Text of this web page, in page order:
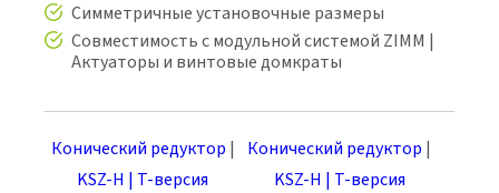
Симметричные установочные размеры
Совместимость с модульной системой ZIMM |
Актуаторы и винтовые домкраты
Конический редуктор |
KSZ-H | T-версия
Конический редуктор |
KSZ-H | T-версия